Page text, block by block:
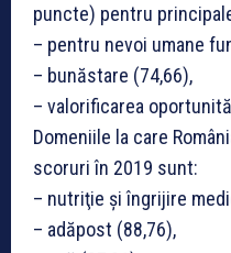
puncte) pentru
– pentru nevoi umane
– bunăstare (74,66),
– valorificarea
Domeniile la care
scoruri în 2019 sunt:
– nutriţie şi îngrijire
– adăpost (88,76),